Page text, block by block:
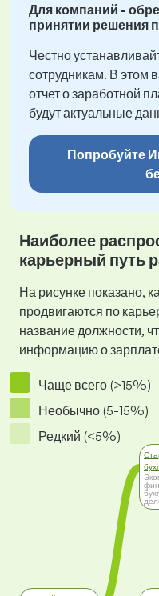
Для компаний -
принятии решения
Честно
сотрудникам. В этом
отчет о заработной
будут актуальные
Попробуйте
Наиболее
карьерный путь
На рисунке показано,
продвигаются по
название должности,
информацию о
Чаще всего (>15%)
Необычно (5-15%)
Редкий (<5%)